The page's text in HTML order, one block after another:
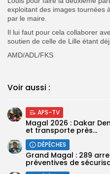
exploitant des images tournées
par le maire.
Il lui faut pour cela collaborer
soutien de celle de Lille étant
AMD/ADL/FKS
Voir aussi :
APS-TV
Magal 2026 : Dakar
et transporte près...
DÉPÊCHES
Grand Magal : 289
préventives de